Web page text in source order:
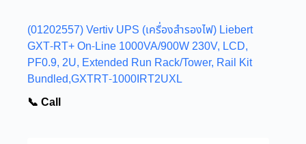
(01202557) Vertiv UPS (เครื่องสำรองไฟ) Liebert
GXT-RT+ On-Line 1000VA/900W 230V, LCD,
PF0.9, 2U, Extended Run Rack/Tower, Rail Kit
Bundled,GXTRT-1000IRT2UXL
📞 Call